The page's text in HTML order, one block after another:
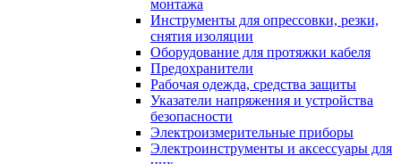
монтажа
Инструменты для опрессовки, резки,
снятия изоляции
Оборудование для протяжки кабеля
Предохранители
Рабочая одежда, средства защиты
Указатели напряжения и устройства
безопасности
Электроизмерительные приборы
Электроинструменты и аксессуары для